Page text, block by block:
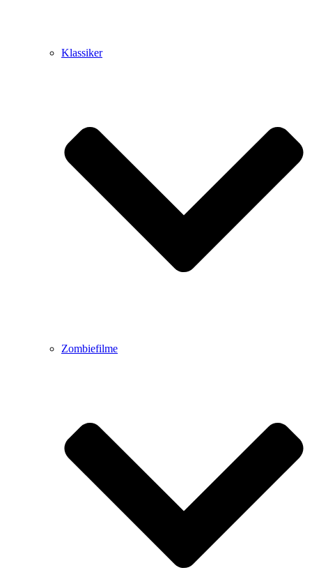
Klassiker
Zombiefilme